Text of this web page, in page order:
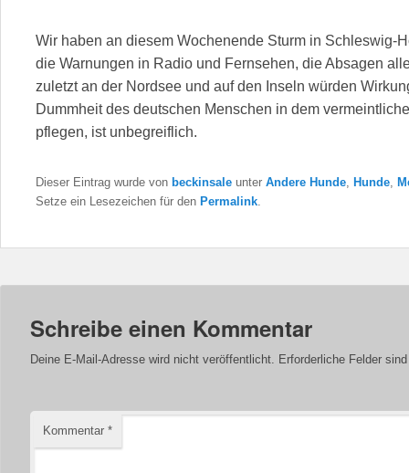
Wir haben an diesem Wochenende Sturm in Schleswig-
die Warnungen in Radio und Fernsehen, die Absagen
zuletzt an der Nordsee und auf den Inseln würden
Dummheit des deutschen Menschen in dem
pflegen, ist unbegreiflich.
Dieser Eintrag wurde von beckinsale unter Andere Hunde Hunde
Setze ein Lesezeichen für den Permalink
Schreibe einen Kommentar
Deine E-Mail-Adresse wird nicht veröffentlicht. Erforderliche Felder
Kommentar *